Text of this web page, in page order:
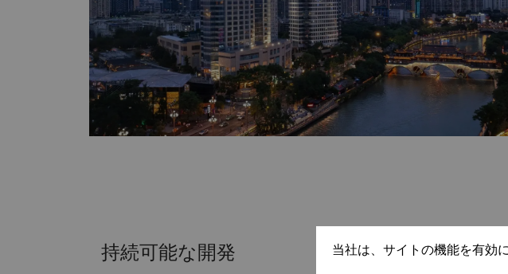
会議施設 バリアフリー設備 禁煙ルーム 駐車場 電子貸金庫 ヘアサロン サービス
靴磨きサービス エクスプレスチェックイン・チェックアウトサービス ランドリー
サービス 郵便サービス 貸金庫サービス トラベル＆トランスポート 空港送迎サー
ビス レンタカーサービス タクシー＆リムジンサービス ショップ ギフトショップ
ケータリング ルームサービス時間：6:00～23:00 2つのレストラン ロビーラウ
ンジ ビジネス施設 レセプションルーム / ボードルーム 電話会議設備 サービス ブ
ロードバンドインターネット接続 製本サービス ファックスサービス レーザープ
リントサービス コピーサービス スキャンサービス ワープロ/翻訳/通訳サービス
持続可能な開発 当社は、サイトの機能を有効